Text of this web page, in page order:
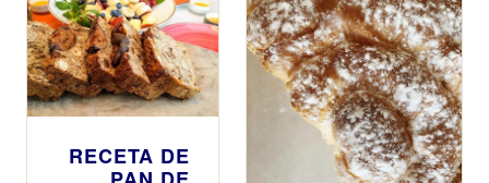
RECETA DE